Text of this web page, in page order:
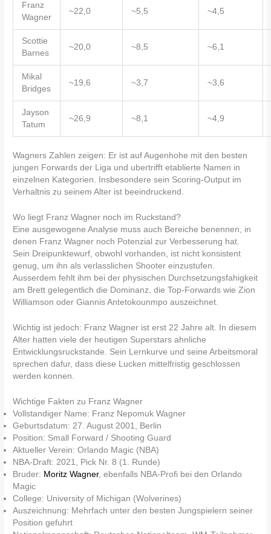
Franz
Wagner
~22,0 ~5,5 ~4,5
Scottie
Barnes
~20,0 ~8,5 ~6,1
Mikal
Bridges
~19,6 ~3,7 ~3,6
Jayson
Tatum
~26,9 ~8,1 ~4,9
Wagners Zahlen zeigen: Er ist auf Augenhohe mit den besten
jungen Forwards der Liga und ubertrifft etablierte Namen in
einzelnen Kategorien. Insbesondere sein Scoring-Output im
Verhaltnis zu seinem Alter ist beeindruckend.
Wo liegt Franz Wagner noch im Ruckstand?
Eine ausgewogene Analyse muss auch Bereiche benennen, in
denen Franz Wagner noch Potenzial zur Verbesserung hat.
Sein Dreipunktewurf, obwohl vorhanden, ist nicht konsistent
genug, um ihn als verlasslichen Shooter einzustufen.
Ausserdem fehlt ihm bei der physischen Durchsetzungsfahigkeit
am Brett gelegentlich die Dominanz, die Top-Forwards wie Zion
Williamson oder Giannis Antetokounmpo auszeichnet.
Wichtig ist jedoch: Franz Wagner ist erst 22 Jahre alt. In diesem
Alter hatten viele der heutigen Superstars ahnliche
Entwicklungsruckstande. Sein Lernkurve und seine Arbeitsmoral
sprechen dafur, dass diese Lucken mittelfristig geschlossen
werden konnen.
Wichtige Fakten zu Franz Wagner
Vollstandiger Name: Franz Nepomuk Wagner
Geburtsdatum: 27. August 2001, Berlin
Position: Small Forward / Shooting Guard
Aktueller Verein: Orlando Magic (NBA)
NBA-Draft: 2021, Pick Nr. 8 (1. Runde)
Bruder: Moritz Wagner, ebenfalls NBA-Profi bei den Orlando
Magic
College: University of Michigan (Wolverines)
Auszeichnung: Mehrfach unter den besten Jungspielern seiner
Position gefuhrt